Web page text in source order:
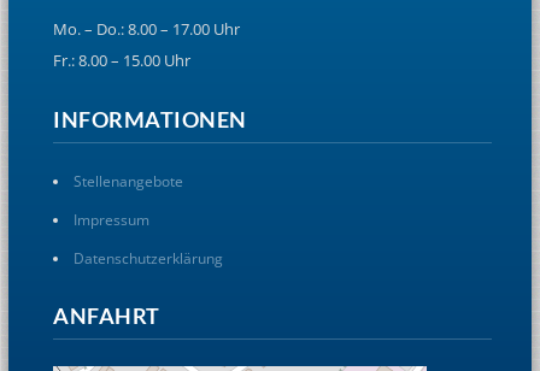
Mo. – Do.: 8.00 – 17.00 Uhr
Fr.: 8.00 – 15.00 Uhr
INFORMATIONEN
Stellenangebote
Impressum
Datenschutzerklärung
ANFAHRT